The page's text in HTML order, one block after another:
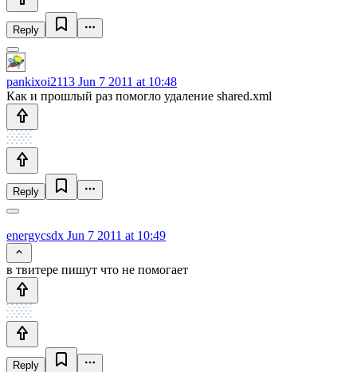
Reply
pankixoi2113 Jun 7 2011 at 10:48
Как и прошлый раз помогло удаление shared.xml
Reply
energycsdx Jun 7 2011 at 10:49
в твитере пишут что не помогает
Reply